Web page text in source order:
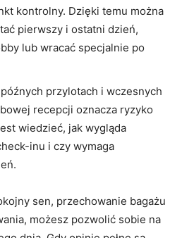
kontrolny. Dzięki temu można
pierwszy i ostatni dzień,
lub wracać specjalnie po
przylotach i wczesnych
recepcji oznacza ryzyko
wiedzieć, jak wygląda
inu i czy wymaga
sen, przechowanie bagażu
możesz pozwolić sobie na